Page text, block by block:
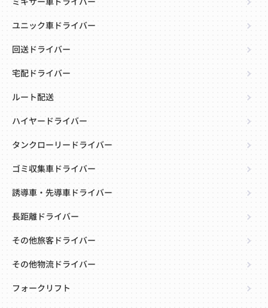
ユニック車ドライバー
回送ドライバー
宅配ドライバー
ルート配送
ハイヤードライバー
タンクローリードライバー
ゴミ収集車ドライバー
誘導車・先導車ドライバー
長距離ドライバー
その他旅客ドライバー
その他物流ドライバー
フォークリフト